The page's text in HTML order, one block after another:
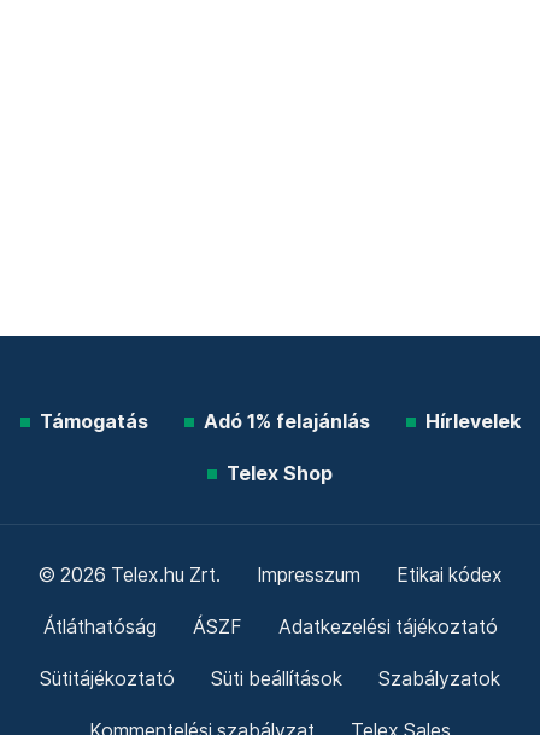
Támogatás Adó 1% felajánlás Hírlevelek
Telex Shop
© 2026 Telex.hu Zrt. Impresszum Etikai kódex
Átláthatóság ÁSZF Adatkezelési tájékoztató
Sütitájékoztató Süti beállítások Szabályzatok